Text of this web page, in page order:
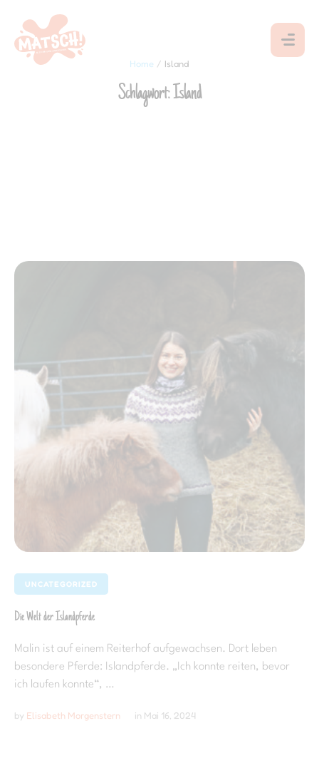
Home / Island
Schlagwort:Island
UNCATEGORIZED
Die Welt der Islandpferde
Malin ist auf einem Reiterhof aufgewachsen. Dort leben
besondere Pferde: Islandpferde. „Ich konnte reiten, bevor
ich laufen konnte“, …
by Elisabeth Morgenstern in Mai 16, 2024